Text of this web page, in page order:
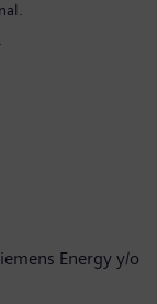
Energy y/o